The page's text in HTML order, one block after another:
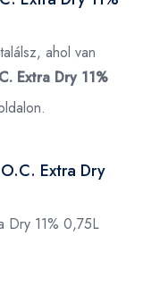
ahol van
Extra Dry 11%
Extra Dry
Dry 11% 0,75L